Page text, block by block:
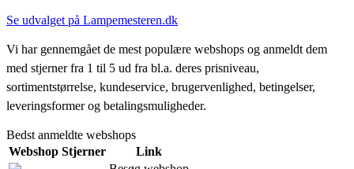
Se udvalget på Lampemesteren.dk
Vi har gennemgået de mest populære webshops og anmeldt dem
med stjerner fra 1 til 5 ud fra bl.a. deres prisniveau,
sortimentstørrelse, kundeservice, brugervenlighed, betingelser,
leveringsformer og betalingsmuligheder.
Bedst anmeldte webshops
Webshop Stjerner
Link